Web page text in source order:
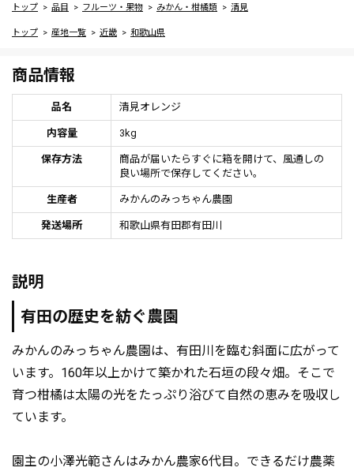
トップ 品目 フルーツ・果物 みかん・柑橘類 清見
トップ 産地一覧 近畿 和歌山県
商品情報
品名 清見オレンジ
内容量 3kg
保存方法
商品が届いたらすぐに箱を開けて、風通しの
良い場所で保存してください。
生産者 みかんのみっちゃん農園
発送場所 和歌山県有田郡有田川
説明
有田の歴史を紡ぐ農園
みかんのみっちゃん農園は、有田川を臨む斜面に広がって
います。160年以上かけて築かれた石垣の段々畑。そこで
育つ柑橘は太陽の光をたっぷり浴びて自然の恵みを吸収し
ています。
園主の小澤光範さんはみかん農家6代目。できるだけ農薬